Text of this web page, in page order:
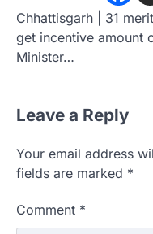
Chhattisgarh | 31
get incentive amount
Minister…
Leave a Reply
Your email address
fields are marked *
Comment *